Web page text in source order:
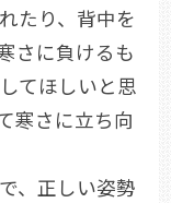
たり、背中を
さに負けるも
てほしいと思
寒さに立ち向
、正しい姿勢